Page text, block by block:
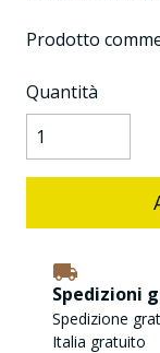
Prodotto
Quantità
Spedizioni
Spedizione
Italia gratuito